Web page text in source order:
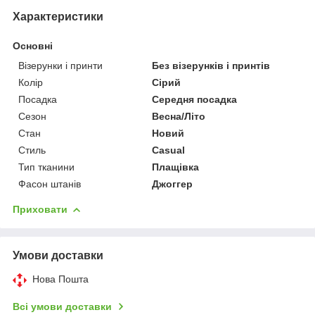
Характеристики
Основні
Візерунки і принти
Без візерунків і принтів
Колір
Сірий
Посадка
Середня посадка
Сезон
Весна/Літо
Стан
Новий
Стиль
Casual
Тип тканини
Плащівка
Фасон штанів
Джоггер
Приховати
Умови доставки
Нова Пошта
Всі умови доставки